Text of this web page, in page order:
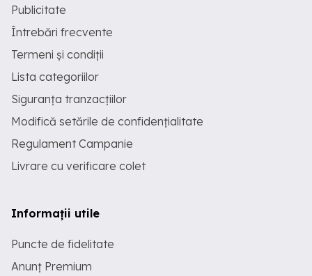
Publicitate
Întrebări frecvente
Termeni și condiții
Lista categoriilor
Siguranța tranzacțiilor
Modifică setările de confidențialitate
Regulament Campanie
Livrare cu verificare colet
Informații utile
Puncte de fidelitate
Anunț Premium